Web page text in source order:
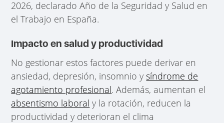
2026, declarado Año de la Seguridad y Salud en
el Trabajo en España.
Impacto en salud y productividad
No gestionar estos factores puede derivar en
ansiedad, depresión, insomnio ysíndrome de
agotamiento profesional. Además, aumentan el
absentismo laboral y la rotación, reducen la
productividad y deterioran el clima